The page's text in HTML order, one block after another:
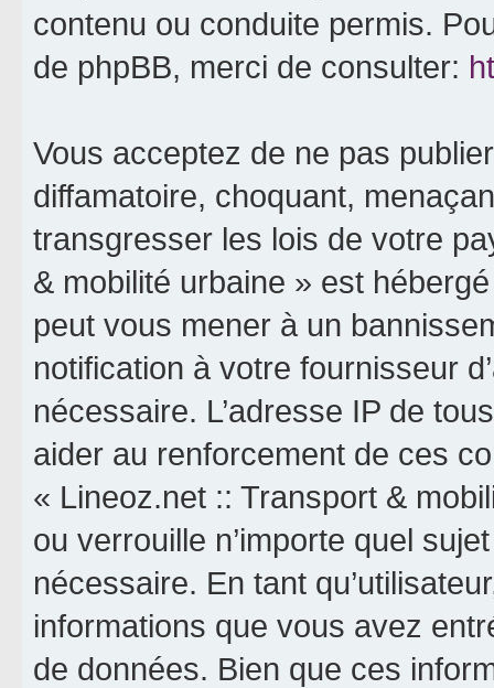
contenu ou conduite permis.
de phpBB, merci de consulter:
Vous acceptez de ne pas
diffamatoire, choquant,
transgresser les lois de votre
& mobilité urbaine » est
peut vous mener à un
notification à votre fournisseur
nécessaire. L’adresse IP de
aider au renforcement de ces
« Lineoz.net :: Transport &
ou verrouille n’importe quel
nécessaire. En tant
informations que vous avez
de données. Bien que ces